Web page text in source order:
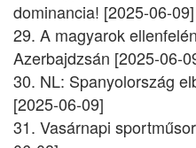
dominancia! [2025-06-09]
29. A magyarok
Azerbajdzsán [2025-06-
30. NL: Spanyolország
[2025-06-09]
31. Vasárnapi